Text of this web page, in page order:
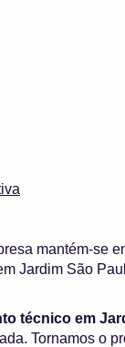
mantém-se
Jardim São
técnico em
Tornamos o